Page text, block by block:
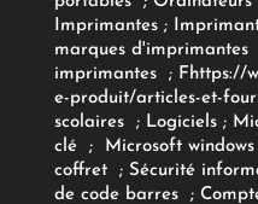
Imprimantes;
marques d'imprimantes
imprimantes
; Fhttps://
e-produit/articles-et-
scolaires; Logiciels ;
clé
; Microsoft windows
coffret ; Sécurité
de code barres
;